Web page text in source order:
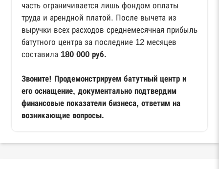
часть ограничивается лишь фондом оплаты
труда и арендной платой. После вычета из
выручки всех расходов среднемесячная прибыль
батутного центра за последние 12 месяцев
составила 180 000 руб.
Звоните! Продемонстрируем батутный центр и
его оснащение, документально подтвердим
финансовые показатели бизнеса, ответим на
возникающие вопросы.